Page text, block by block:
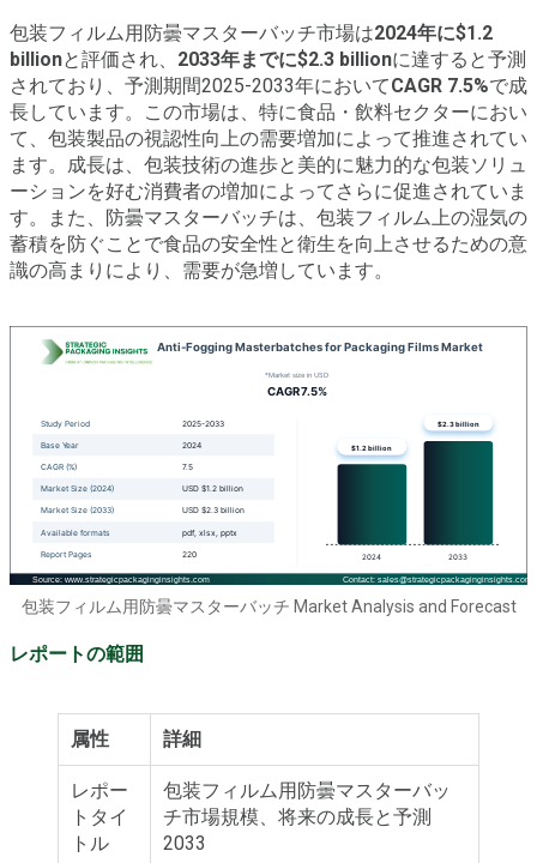
包装フィルム用防曇マスターバッチ市場は2024年に$1.2
billionと評価され、 2033年までに$2.3 billionに達すると予測
されており、予測期間2025-2033年においてCAGR 7.5%で成
長しています。この市場は、特に食品・飲料セクターにおい
て、包装製品の視認性向上の需要増加によって推進されてい
ます。成長は、包装技術の進歩と美的に魅力的な包装ソリュ
ーションを好む消費者の増加によってさらに促進されていま
す。また、防曇マスターバッチは、包装フィルム上の湿気の
蓄積を防ぐことで食品の安全性と衛生を向上させるための意
識の高まりにより、需要が急増しています。
包装フィルム用防曇マスターバッチ Market Analysis and Forecast
レポートの範囲
属性 詳細
レポー
トタイ
トル
包装フィルム用防曇マスターバッ
チ市場規模、将来の成長と予測
2033